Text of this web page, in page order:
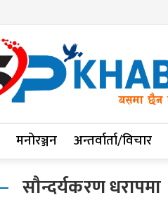
मनोरञ्जन अन्तर्वार्ता/विचार
सौन्दर्यकरण धरापमा